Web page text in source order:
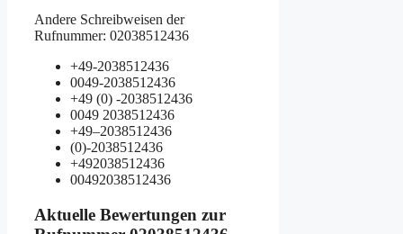
Andere Schreibweisen der
Rufnummer: 02038512436
+49-2038512436
0049-2038512436
+49 (0) -2038512436
0049 2038512436
+49–2038512436
(0)-2038512436
+492038512436
00492038512436
Aktuelle Bewertungen zur